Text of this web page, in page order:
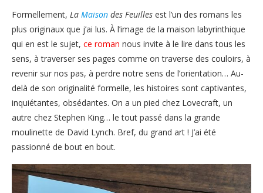
Formellement, La Maison des Feuilles est l’un des romans les
plus originaux que j’ai lus. À l’image de la maison labyrinthique
qui en est le sujet, ce roman nous invite à le lire dans tous les
sens, à traverser ses pages comme on traverse des couloirs, à
revenir sur nos pas, à perdre notre sens de l’orientation… Au-
delà de son originalité formelle, les histoires sont captivantes,
inquiétantes, obsédantes. On a un pied chez Lovecraft, un
autre chez Stephen King… le tout passé dans la grande
moulinette de David Lynch. Bref, du grand art ! J’ai été
passionné de bout en bout.